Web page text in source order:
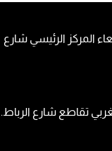
المركز الرئيسي شارع
تقاطع شارع الرباط.